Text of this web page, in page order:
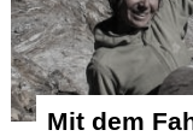
Mit dem